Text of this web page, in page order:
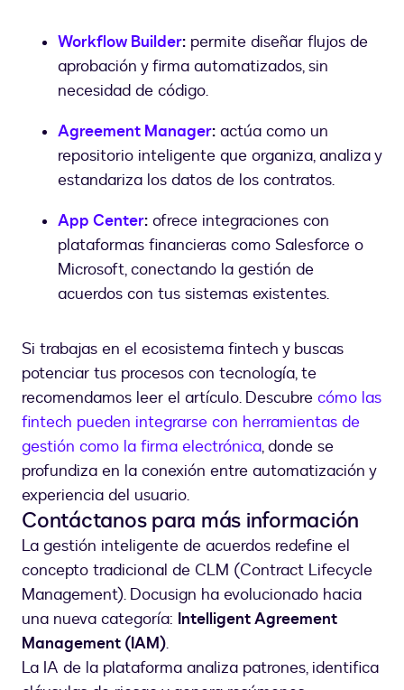
Workflow Builder: permite diseñar flujos de
aprobación y firma automatizados, sin
necesidad de código.
Agreement Manager: actúa como un
repositorio inteligente que organiza, analiza y
estandariza los datos de los contratos.
App Center: ofrece integraciones con
plataformas financieras como Salesforce o
Microsoft, conectando la gestión de
acuerdos con tus sistemas existentes.
Si trabajas en el ecosistema fintech y buscas
potenciar tus procesos con tecnología, te
recomendamos leer el artículo. Descubre cómo las
fintech pueden integrarse con herramientas de
gestión como la firma electrónica, donde se
profundiza en la conexión entre automatización y
experiencia del usuario.
Contáctanos para más información
La gestión inteligente de acuerdos redefine el
concepto tradicional de CLM (Contract Lifecycle
Management). Docusign ha evolucionado hacia
una nueva categoría: Intelligent Agreement
Management (IAM).
La IA de la plataforma analiza patrones, identifica